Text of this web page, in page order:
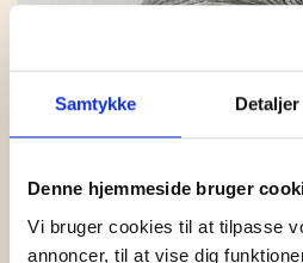
Samtykke Detaljer
Denne hjemmeside bruger
Vi bruger cookies til at tilpasse
annoncer, til at vise dig